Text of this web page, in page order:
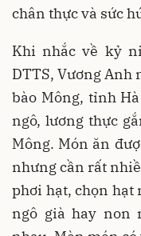
chân thực và sức
Khi nhắc về kỷ
DTTS, Vương Anh
bào Mông, tỉnh
ngô, lương thực
Mông. Món ăn
nhưng cần rất
phơi hạt, chọn hạt
ngô già hay non